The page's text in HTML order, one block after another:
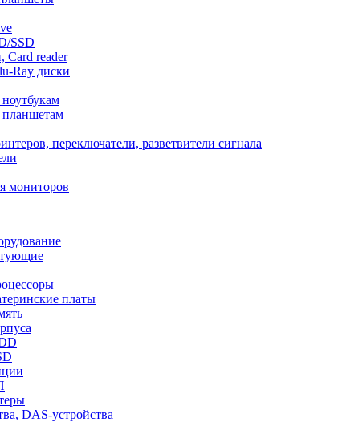
SSD
Card reader
Ray диски
планшетам
переключатели, разветвители сигнала
мониторов
платы
DAS-устройства